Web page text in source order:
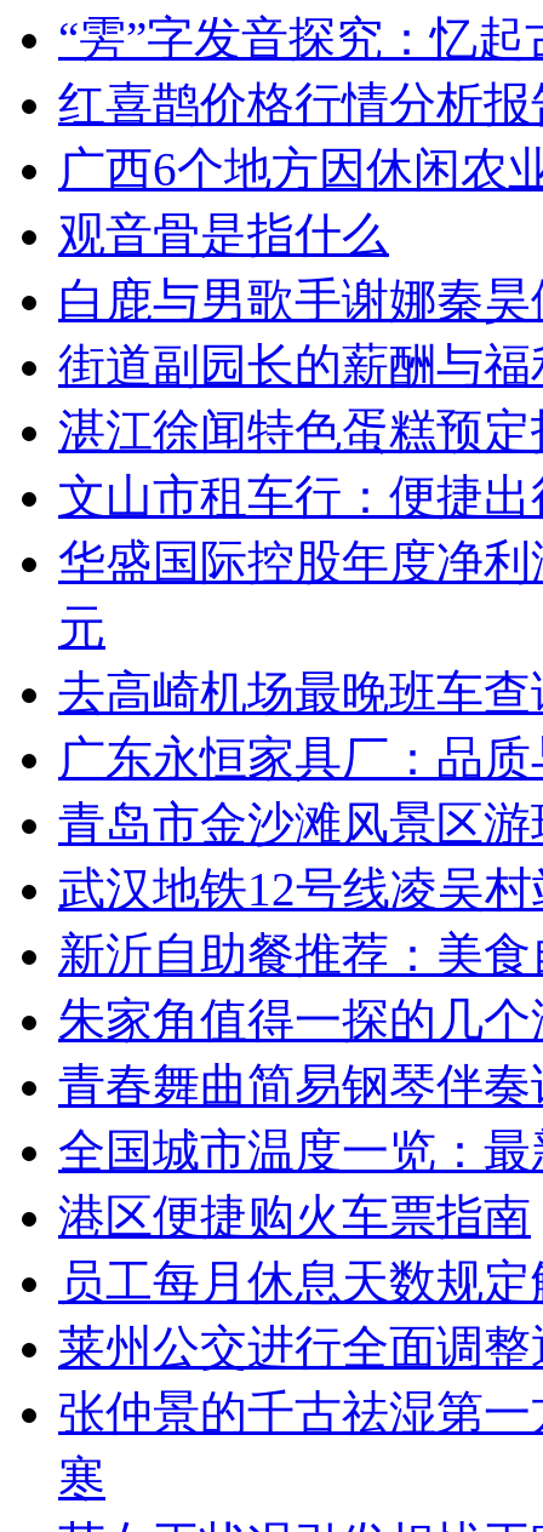
“雱”字发音探究：忆起
红喜鹊价格行情分析报
广西6个地方因休闲农
观音骨是指什么
白鹿与男歌手谢娜秦
街道副园长的薪酬与
湛江徐闻特色蛋糕预定
文山市租车行：便捷
华盛国际控股年度净
元
去高崎机场最晚班车
广东永恒家具厂：品
青岛市金沙滩风景区
武汉地铁12号线凌吴
新沂自助餐推荐：美
朱家角值得一探的几
青春舞曲简易钢琴伴
全国城市温度一览：
港区便捷购火车票指南
员工每月休息天数规
莱州公交进行全面调
张仲景的千古祛湿第
寒